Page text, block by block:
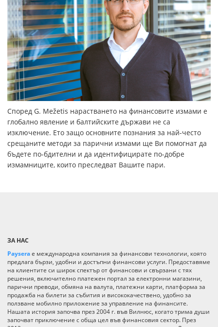
Според G. Mežetis нарастването на финансовите измами е
глобално явление и балтийските държави не са
изключение. Ето защо основните познания за най-често
срещаните методи за парични измами ще Ви помогнат да
бъдете по-бдителни и да идентифицирате по-добре
измамниците, които преследват Вашите пари.
ЗА НАС
Payseraе международна компания за финансови технологии, която
предлага бързи, удобни и достъпни финансови услуги. Предоставяме
на клиентите си широк спектър от финансови и свързани с тях
решения, включително платежен портал за електронни магазини,
парични преводи, обмяна на валута, платежни карти, платформа за
продажба на билети за събития и висококачествено, удобно за
ползване мобилно приложение за управление на финансите.
Нашата история започва през 2004 г. във Вилнюс, когато трима души
започват приключение с обща цел във финансовия сектор. През